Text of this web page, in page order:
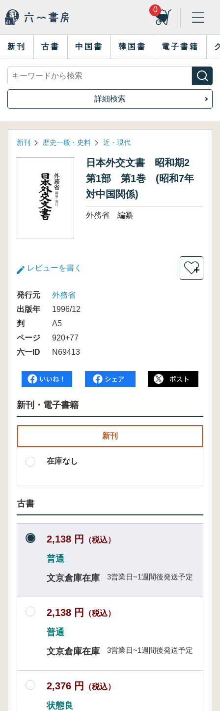
0
新刊 古書 中国書 韓国書 電子書籍
詳細検索
新刊 歴史一般・史料 近・現代
日本外交文書 昭和期2
第1部 第1巻 (昭和7年
対中国関係)
外務省 編纂
レビューを書く ＋
発行元
外務省
出版年
1996/12
判
A5
ページ
920+77
六一ID
N69413
新刊・電子書籍
新刊
在庫なし
古書
2,138 円 （税込）
普通
文京倉庫在庫
3営業日~1週間後発送予定
2,138 円 （税込）
普通
文京倉庫在庫
3営業日~1週間後発送予定
2,376 円 （税込）
状態良